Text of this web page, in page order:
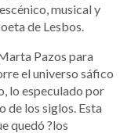
escénico, musical y
de Lesbos.
Pazos para
el universo sáfico
lo especulado por
de los siglos. Esta
quedó ?los